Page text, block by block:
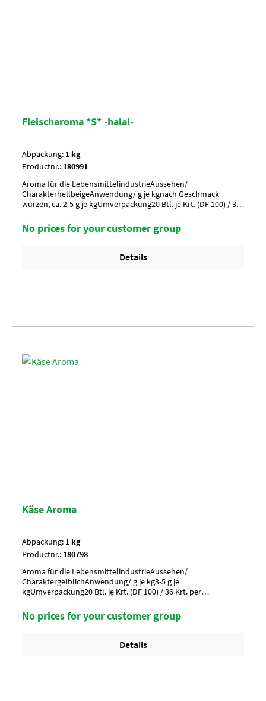
Fleischaroma *S* -halal-
Abpackung: 1 kg
Productnr.: 180991
Aroma für die LebensmittelindustrieAussehen/
CharakterhellbeigeAnwendung/ g je kgnach Geschmack
würzen, ca. 2-5 g je kgUmverpackung20 Btl. je Krt. (DF 100) / 36
No prices for your customer group
Details
Käse Aroma
Abpackung: 1 kg
Productnr.: 180798
Aroma für die LebensmittelindustrieAussehen/
CharaktergelblichAnwendung/ g je kg3-5 g je
kgUmverpackung20 Btl. je Krt. (DF 100) / 36 Krt. per
No prices for your customer group
Details